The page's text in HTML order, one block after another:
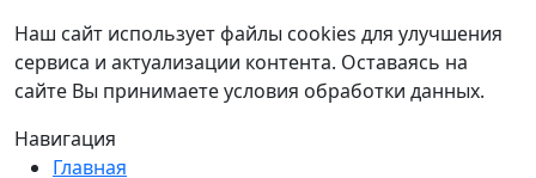
Наш сайт использует файлы cookies для улучшения
сервиса и актуализации контента. Оставаясь на
сайте Вы принимаете условия обработки данных.
Навигация
Главная